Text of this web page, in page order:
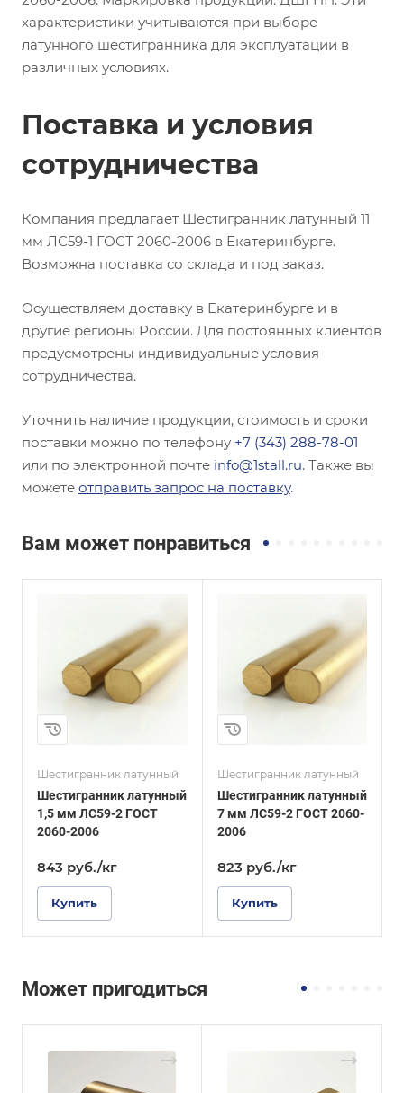
характеристики учитываются при выборе
латунного шестигранника для эксплуатации в
различных условиях.
Поставка и условия
сотрудничества
Компания предлагает Шестигранник латунный 11
мм ЛС59-1 ГОСТ 2060-2006 в Екатеринбурге.
Возможна поставка со склада и под заказ.
Осуществляем доставку в Екатеринбурге и в
другие регионы России. Для постоянных клиентов
предусмотрены индивидуальные условия
сотрудничества.
Уточнить наличие продукции, стоимость и сроки
поставки можно по телефону +7 (343) 288-78-01
или по электронной почте info@1stall.ru. Также вы
можете отправить запрос на поставку.
Вам может понравиться
Шестигранник латунный
Шестигранник латунный
1,5 мм ЛС59-2 ГОСТ
2060-2006
843 руб./кг
Купить
ГОСТ, ТУ
ГОСТ 2060-2006
Маркировка
ДШГПП
Шестигранник латунный
Шестигранник латунный
7 мм ЛС59-2 ГОСТ 2060-
2006
823 руб./кг
Купить
Сплав / Марка стали
ГОСТ, ТУ
ГОСТ 2060-2006
Маркировка
ДШГПП
Может пригодиться